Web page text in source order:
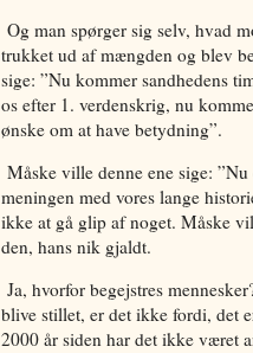
Og man spørger sig selv, hvad
trukket ud af mængden og blev
sige: ”Nu kommer sandhedens
os efter 1. verdenskrig, nu
ønske om at have betydning”.
Måske ville denne ene sige:
meningen med vores lange
ikke at gå glip af noget. Måske
den, hans nik gjaldt.
Ja, hvorfor begejstres
blive stillet, er det ikke fordi, det
2000 år siden har det ikke været